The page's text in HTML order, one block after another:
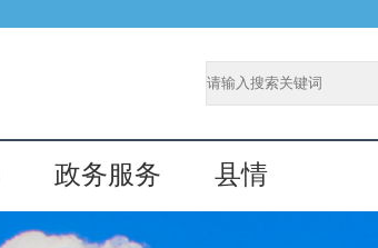
政务服务 县情